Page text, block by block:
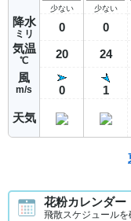
降水
ミリ
気温
℃
風
m/s
天気
少ない
0
20
0
少ない
0
24
1
花粉カレンダー
飛散スケジュールを